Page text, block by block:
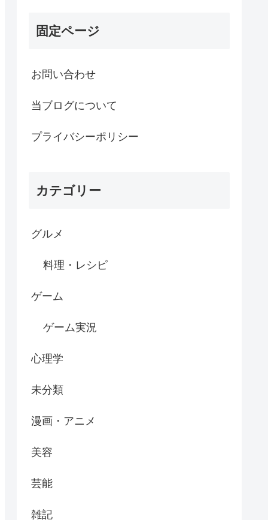
固定ページ
お問い合わせ
当ブログについて
プライバシーポリシー
カテゴリー
グルメ
料理・レシピ
ゲーム
ゲーム実況
心理学
未分類
漫画・アニメ
美容
芸能
雑記